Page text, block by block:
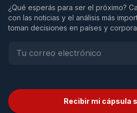
¿Qué esperás para ser el próximo?
con las noticias y el análisis más
toman decisiones en países y
Recibir mi cápsula